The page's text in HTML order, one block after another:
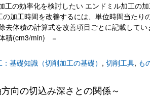
の効率化を検討したい エンドミル加工の
加工時間を改善するには、単位時間当た
去体積の計算式を改善項目ごとに記載して
積(cm3/min) =
基礎知識（切削加工の基礎） , 切削工具, も
向の切込み深さとの関係～